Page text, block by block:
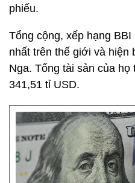
phiếu.
Tổng cộng, xếp hạng
nhất trên thế giới và hiện
Nga. Tổng tài sản của
341,51 tỉ USD.